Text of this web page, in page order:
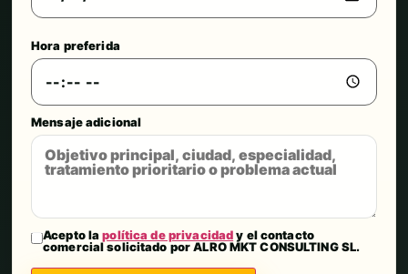
Hora preferida
Mensaje adicional
Acepto lapolítica de privacidady el contacto
comercial solicitado por ALRO MKT CONSULTING SL.